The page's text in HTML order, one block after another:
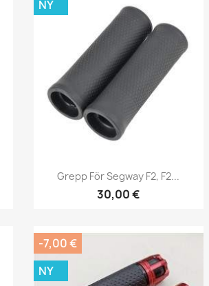
Snabbvy
Grepp För Segway F2, F2...
30,00 €
NY
-7,00 €
NY